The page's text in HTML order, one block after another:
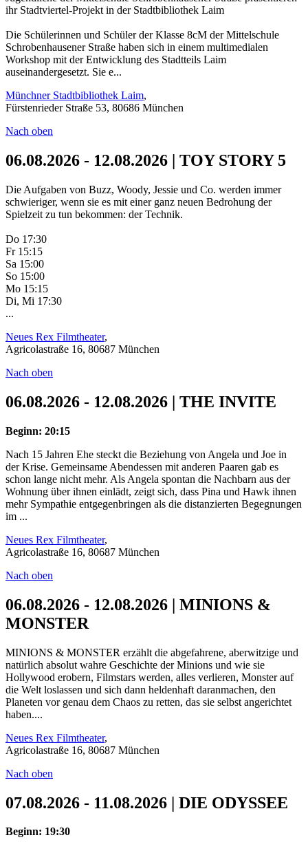
ihr Stadtviertel-Projekt in der Stadtbibliothek Laim
Die Schülerinnen und Schüler der Klasse 8cM der Mittelschule
Schrobenhausener Straße haben sich in einem multimedialen
Workshop mit der Entwicklung des Stadtteils Laim
auseinandergesetzt. Sie e...
Münchner Stadtbibliothek Laim,
Fürstenrieder Straße 53, 80686 München
Nach oben
06.08.2026 - 12.08.2026 | TOY STORY 5
Die Aufgaben von Buzz, Woody, Jessie und Co. werden immer
schwieriger, wenn sie es mit einer ganz neuen Bedrohung der
Spielzeit zu tun bekommen: der Technik.
Do 17:30
Fr 15:15
Sa 15:00
So 15:00
Mo 15:15
Di, Mi 17:30
...
Neues Rex Filmtheater,
Agricolastraße 16, 80687 München
Nach oben
06.08.2026 - 12.08.2026 | THE INVITE
Beginn: 20:15
Nach 15 Jahren Ehe steckt die Beziehung von Angela und Joe in
der Krise. Gemeinsame Abendessen mit anderen Paaren gab es
schon lange nicht mehr. Als Angela spontan die Nachbarn aus der
Wohnung über ihnen einlädt, zeigt sich, dass Pina und Hawk ihnen
mehr Sympathie entgegenbringen als die distanzierten Begegnungen
im ...
Neues Rex Filmtheater,
Agricolastraße 16, 80687 München
Nach oben
06.08.2026 - 12.08.2026 | MINIONS &
MONSTER
MINIONS & MONSTER erzählt die abgefahrene, aberwitzige und
natürlich absolut wahre Geschichte der Minions und wie sie
Hollywood erobern, Filmstars werden, alles verlieren, Monster auf
die Welt loslassen und sich dann heldenhaft daranmachen, den
Planeten vor genau dem Chaos zu retten, das sie selbst angerichtet
haben....
Neues Rex Filmtheater,
Agricolastraße 16, 80687 München
Nach oben
07.08.2026 - 11.08.2026 | DIE ODYSSEE
Beginn: 19:30